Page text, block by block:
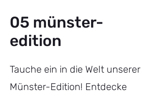
05 münster-
edition
Tauche ein in die Welt unserer
Münster-Edition! Entdecke